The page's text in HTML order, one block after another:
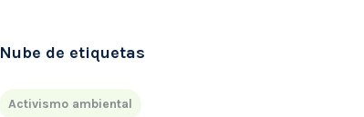
Nube de etiquetas
Activismo ambiental